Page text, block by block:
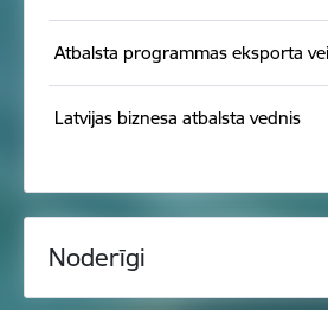
Atbalsta programmas eksporta
Latvijas biznesa atbalsta vednis
Noderīgi